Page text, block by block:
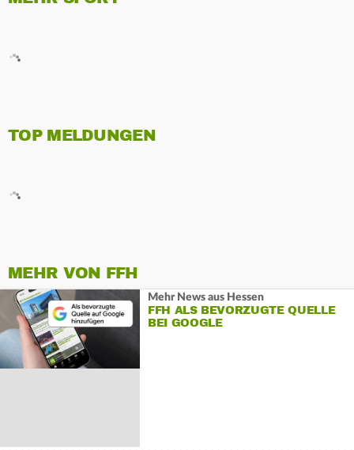
TOP MELDUNGEN
MEHR VON FFH
Mehr News aus Hessen
FFH ALS BEVORZUGTE QUELLE
BEI GOOGLE